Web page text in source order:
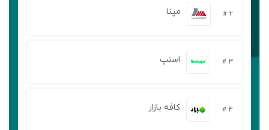
۲ # مپنا
۳ # اسنپ
۴ # کافه بازار